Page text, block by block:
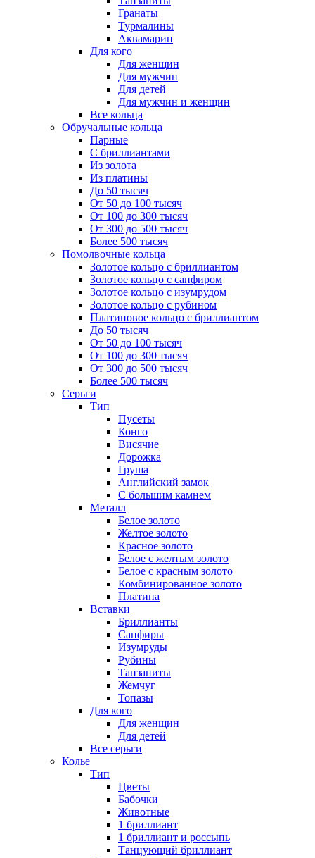
Гранаты
Турмалины
Аквамарин
Для кого
Для женщин
Для мужчин
Для детей
Для мужчин и женщин
Все кольца
Обручальные кольца
Парные
С бриллиантами
Из золота
Из платины
До 50 тысяч
От 50 до 100 тысяч
От 100 до 300 тысяч
От 300 до 500 тысяч
Более 500 тысяч
Помолвочные кольца
Золотое кольцо с бриллиантом
Золотое кольцо с сапфиром
Золотое кольцо с изумрудом
Золотое кольцо с рубином
Платиновое кольцо с бриллиантом
До 50 тысяч
От 50 до 100 тысяч
От 100 до 300 тысяч
От 300 до 500 тысяч
Более 500 тысяч
Серьги
Тип
Пусеты
Конго
Висячие
Дорожка
Груша
Английский замок
С большим камнем
Металл
Белое золото
Желтое золото
Красное золото
Белое с желтым золото
Белое с красным золото
Комбинированное золото
Платина
Вставки
Бриллианты
Сапфиры
Изумруды
Рубины
Танзаниты
Жемчуг
Топазы
Для кого
Для женщин
Для детей
Все серьги
Колье
Тип
Цветы
Бабочки
Животные
1 бриллиант
1 бриллиант и россыпь
Танцующий бриллиант